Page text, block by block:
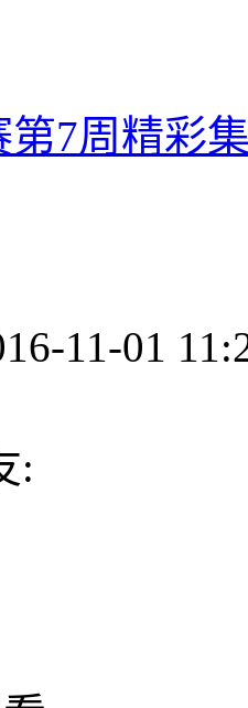
第7周精彩
11-01
: